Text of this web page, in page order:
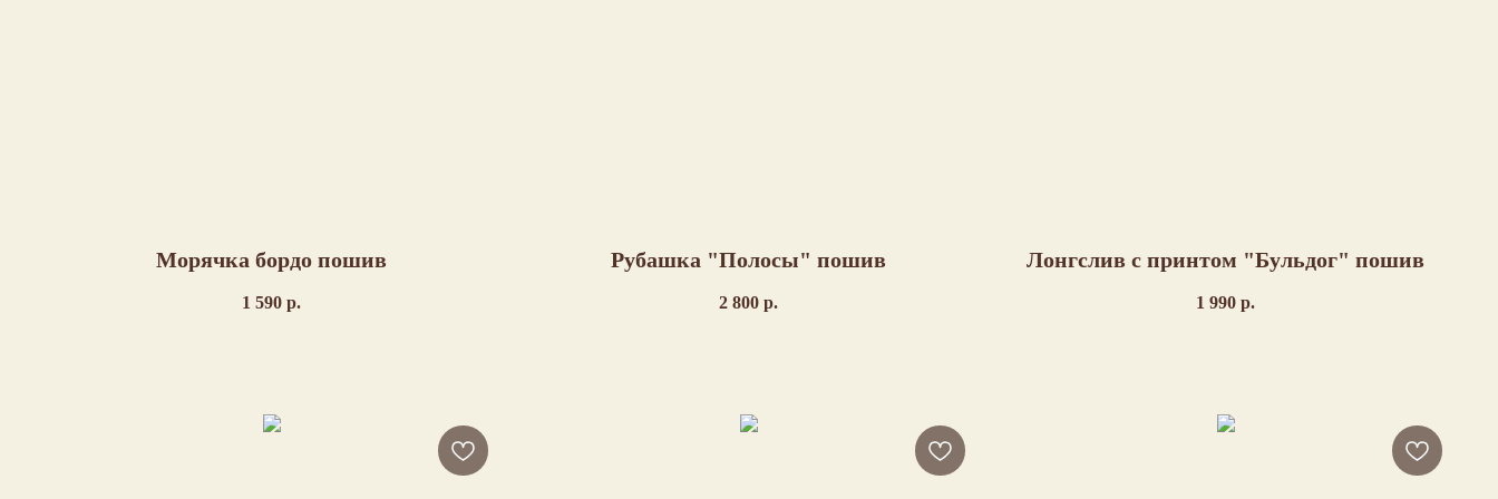
Морячка бордо пошив
1 590 р.
Рубашка "Полосы" пошив
2 800 р.
Лонгслив с принтом "Бульдог" пошив
1 990 р.